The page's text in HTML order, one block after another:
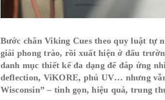
Bước chân Viking Cues theo quy luật tự
giải phong trào, rồi xuất hiện ở đấu
danh mục thiết kế đa dạng để đáp ứng
deflection, ViKORE, phủ UV… nhưng
Wisconsin” – tinh gọn, hiệu quả, trung